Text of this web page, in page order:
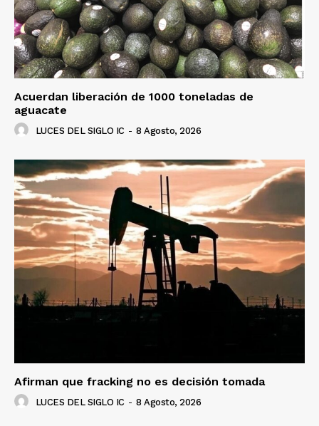
Acuerdan liberación de 1000 toneladas de
aguacate
LUCES DEL SIGLO IC - 8 Agosto, 2026
Afirman que fracking no es decisión tomada
LUCES DEL SIGLO IC - 8 Agosto, 2026